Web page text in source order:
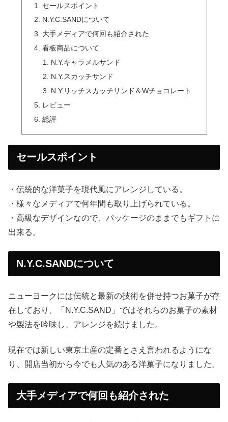
セールスポイント
N.Y.C.SANDについて
大手メディアで何回も紹介された
看板商品について
N.Y.キャラメルサンド
N.Y.スカッチサンド
N.Y.リッチスカッチサンド＆Wチョコレート
レビュー
総評
セールスポイント
・伝統的な洋菓子を現代風にアレンジしている。
・様々なメディアで何年間も取り上げられている。
・高級なデザインなので、パッケージのままでもギフトに
出来る。
N.Y.C.SANDについて
ニューヨークには伝統と最新の技術を併せ持つお菓子が存
在しており、「N.Y.C.SAND」ではそれらのお菓子の素材
や製法を吟味し、アレンジを続けました。
現在では新しい東京土産の定番とさえ言われるようにな
り、開店当初から今でも人気のある洋菓子になりました。
大手メディアで何回も紹介された